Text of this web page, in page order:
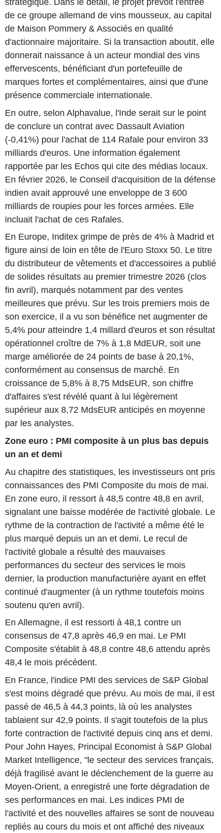
stratégique. Dans le détail, le projet prévoit l'entrée
de ce groupe allemand de vins mousseux, au capital
de Maison Pommery & Associés en qualité
d'actionnaire majoritaire. Si la transaction aboutit, elle
donnerait naissance à un acteur mondial des vins
effervescents, bénéficiant d'un portefeuille de
marques fortes et complémentaires, ainsi que d'une
présence commerciale internationale.
En outre, selon Alphavalue, l'Inde serait sur le point
de conclure un contrat avec Dassault Aviation
(-0,41%) pour l'achat de 114 Rafale pour environ 33
milliards d'euros. Une information également
rapportée par les Echos qui cite des médias locaux.
En février 2026, le Conseil d'acquisition de la défense
indien avait approuvé une enveloppe de 3 600
milliards de roupies pour les forces armées. Elle
incluait l'achat de ces Rafales.
En Europe, Inditex grimpe de près de 4% à Madrid et
figure ainsi de loin en tête de l'Euro Stoxx 50. Le titre
du distributeur de vêtements et d'accessoires a publié
de solides résultats au premier trimestre 2026 (clos
fin avril), marqués notamment par des ventes
meilleures que prévu. Sur les trois premiers mois de
son exercice, il a vu son bénéfice net augmenter de
5,4% pour atteindre 1,4 millard d'euros et son résultat
opérationnel croître de 7% à 1,8 MdEUR, soit une
marge améliorée de 24 points de base à 20,1%,
conformément au consensus de marché. En
croissance de 5,8% à 8,75 MdsEUR, son chiffre
d'affaires s'est révélé quant à lui légèrement
supérieur aux 8,72 MdsEUR anticipés en moyenne
par les analystes.
Zone euro : PMI composite à un plus bas depuis
un an et demi
Au chapitre des statistiques, les investisseurs ont pris
connaissances des PMI Composite du mois de mai.
En zone euro, il ressort à 48,5 contre 48,8 en avril,
signalant une baisse modérée de l'activité globale. Le
rythme de la contraction de l'activité a même été le
plus marqué depuis un an et demi. Le recul de
l'activité globale a résulté des mauvaises
performances du secteur des services le mois
dernier, la production manufacturière ayant en effet
continué d'augmenter (à un rythme toutefois moins
soutenu qu'en avril).
En Allemagne, il est ressorti à 48,1 contre un
consensus de 47,8 après 46,9 en mai. Le PMI
Composite s'établit à 48,8 contre 48,6 attendu après
48,4 le mois précédent.
En France, l'indice PMI des services de S&P Global
s'est moins dégradé que prévu. Au mois de mai, il est
passé de 46,5 à 44,3 points, là où les analystes
tablaient sur 42,9 points. Il s'agit toutefois de la plus
forte contraction de l'activité depuis cinq ans et demi.
Pour John Hayes, Principal Economist à S&P Global
Market Intelligence, "le secteur des services français,
déjà fragilisé avant le déclenchement de la guerre au
Moyen-Orient, a enregistré une forte dégradation de
ses performances en mai. Les indices PMI de
l'activité et des nouvelles affaires se sont de nouveau
repliés au cours du mois et ont affiché des niveaux